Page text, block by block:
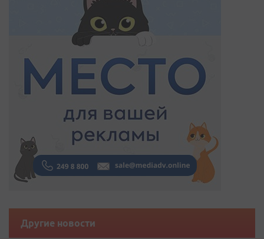
Другие новости